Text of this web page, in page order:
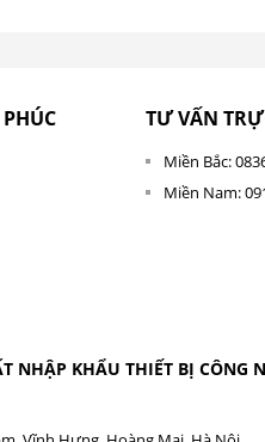
TƯ VẤN
Miền Bắc:
Miền Nam:
NHẬP KHẨU THIẾT BỊ CÔNG